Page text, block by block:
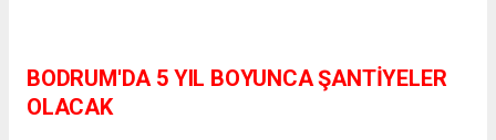
BODRUM'DA 5 YIL BOYUNCA ŞANTİYELER
OLACAK